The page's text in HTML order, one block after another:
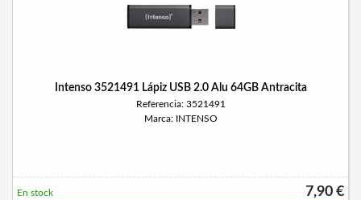
Intenso 3521491 Lápiz USB 2.0 Alu 64GB Antracita
Referencia: 3521491
Marca: INTENSO
7,90 €
En stock